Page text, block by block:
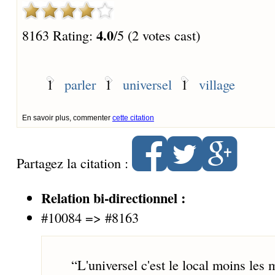
8163 Rating: 4.0/5 (2 votes cast)
1 parler 1 universel 1 village
En savoir plus, commenter cette citation
Partagez la citation :
Relation bi-directionnel :
#10084 => #8163
“L'universel c'est le local moins les